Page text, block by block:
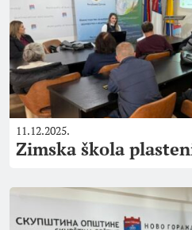
11.12.2025.
Zimska škola